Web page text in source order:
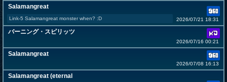
Salamangreat
Link-5 Salamangreat monster when? :D 2026/07/21 18:31
バーニング・スピリッツ
2026/07/16 00:21
Salamangreat
2026/07/08 16:13
Salamangreat (eternal